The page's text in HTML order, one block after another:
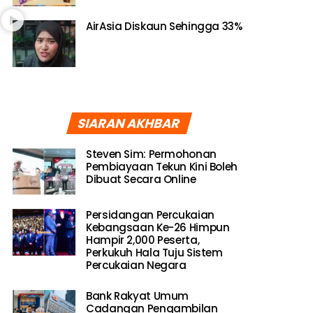
AirAsia Diskaun Sehingga 33%
SIARAN AKHBAR
Steven Sim: Permohonan
Pembiayaan Tekun Kini Boleh
Dibuat Secara Online
Persidangan Percukaian
Kebangsaan Ke-26 Himpun
Hampir 2,000 Peserta,
Perkukuh Hala Tuju Sistem
Percukaian Negara
Bank Rakyat Umum
Cadangan Pengambilan